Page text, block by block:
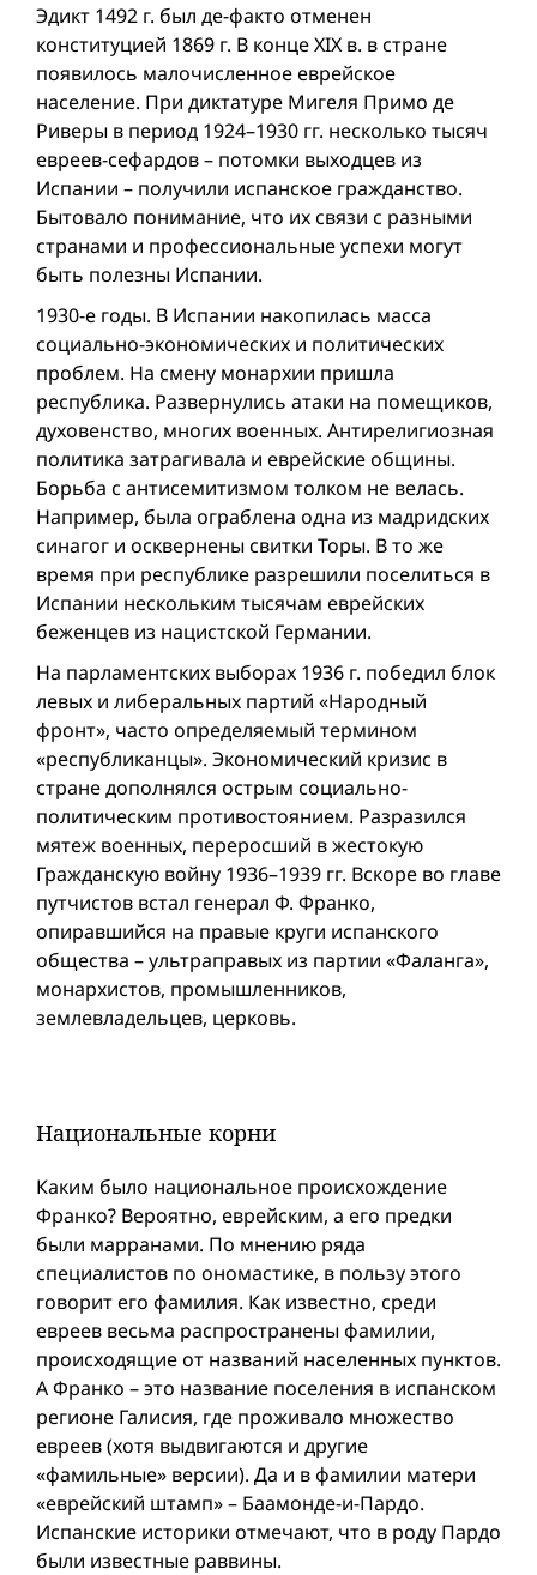
Эдикт 1492 г. был де-факто отменен
конституцией 1869 г. В конце XIX в. в стране
появилось малочисленное еврейское
население. При диктатуре Мигеля Примо де
Риверы в период 1924–1930 гг. несколько тысяч
евреев-сефардов – потомки выходцев из
Испании – получили испанское гражданство.
Бытовало понимание, что их связи с разными
странами и профессиональные успехи могут
быть полезны Испании.
1930-е годы. В Испании накопилась масса
социально-экономических и политических
проблем. На смену монархии пришла
республика. Развернулись атаки на помещиков,
духовенство, многих военных. Антирелигиозная
политика затрагивала и еврейские общины.
Борьба с антисемитизмом толком не велась.
Например, была ограблена одна из мадридских
синагог и осквернены свитки Торы. В то же
время при рес­публике разрешили поселиться в
Испании нескольким тысячам еврейских
беженцев из нацистской Германии.
На парламентских выборах 1936 г. победил блок
левых и либеральных партий «Народный
фронт», часто определяемый термином
«респуб­ликанцы». Экономический кризис в
стране дополнялся острым социально-
политическим противостоянием. Разразился
мятеж военных, переросший в жестокую
Гражданскую вой­ну 1936–1939 гг. Вскоре во главе
путчистов встал генерал Ф. Франко,
опиравшийся на правые круги испанского
общества – ультраправых из партии «Фаланга»,
монархистов, промышленников,
землевладельцев, церковь.
Национальные корни
Каким было национальное происхождение
Франко? Вероятно, еврейским, а его предки
были марранами. По мнению ряда
специалистов по ономастике, в пользу этого
говорит его фамилия. Как известно, среди
евреев весьма распространены фамилии,
происходящие от названий населенных пунктов.
А Франко – это название поселения в испанском
регионе Галисия, где проживало множество
евреев (хотя выдвигаются и другие
«фамильные» версии). Да и в фамилии матери
«еврейский штамп» – Баамонде-и-Пардо.
Испанские историки отмечают, что в роду Пардо
были известные раввины.